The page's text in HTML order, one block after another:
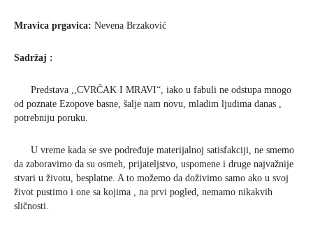
Mravica prgavica: Nevena Brzaković
Sadržaj :
Predstava ,,CVRČAK I MRAVI“, iako u fabuli ne odstupa mnogo
od poznate Ezopove basne, šalje nam novu, mladim ljudima danas ,
potrebniju poruku.
U vreme kada se sve podređuje materijalnoj satisfakciji, ne smemo
da zaboravimo da su osmeh, prijateljstvo, uspomene i druge najvažnije
stvari u životu, besplatne. A to možemo da doživimo samo ako u svoj
život pustimo i one sa kojima , na prvi pogled, nemamo nikakvih
sličnosti.